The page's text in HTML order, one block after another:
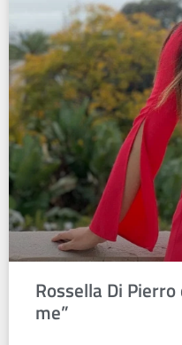
Rossella Di
me”